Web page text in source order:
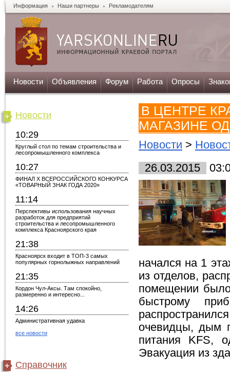
Информация Наши партнеры Рекламодателям
Новости Объявления Форум Работа Опросы
Новости
10:29
Круглый стол по темам строительства и
лесопромышленного комплекса
10:27
ФИНАЛ X ВСЕРОССИЙСКОГО КОНКУРСА
«ТОВАРНЫЙ ЗНАК ГОДА 2020»
11:14
Перспективы использования научных
разработок для предприятий
строительства и лесопромышленного
комплекса Красноярского края
21:38
Красноярск входит в ТОП-3 самых
популярных горнолыжных направлений
21:35
Кордон Чул-Аксы. Там спокойно,
размеренно и интересно...
14:26
Административная удавка
все новости
Справочник
В ЦЕНТРЕ
МАГАЗИНЕ
Новости >
26.03.2015
начался на 1
из отделов,
помещении
быстрому
очевидцы, дым
питания KFS,
Эвакуация из